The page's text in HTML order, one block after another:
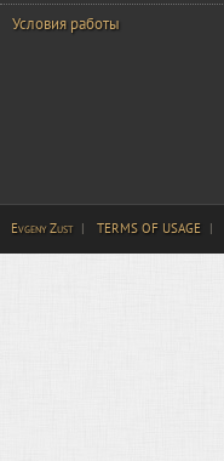
Условия работы
Evgeny Zust | TERMS OF USAGE |